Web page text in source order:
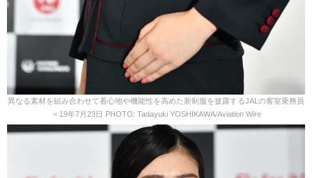
異なる素材を組み合わせて着心地や機能性を高めた新制服を披露するJALの客室乗務員
＝19年7月23日 PHOTO: Tadayuki YOSHIKAWA/Aviation Wire